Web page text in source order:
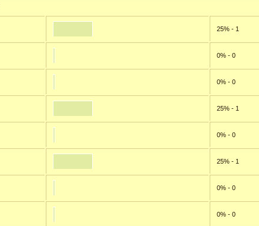
25% - 1
0% - 0
0% - 0
25% - 1
0% - 0
25% - 1
0% - 0
0% - 0